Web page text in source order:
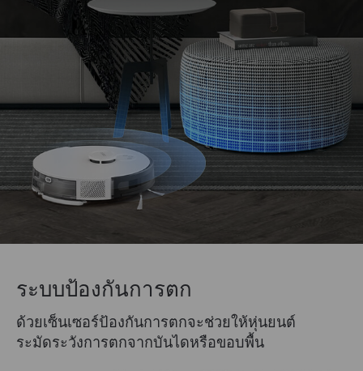
ระบบป้องกันการตก
ด้วยเซ็นเซอร์ป้องกันการตกจะช่วยให้หุ่นยนต์
ระมัดระวังการตกจากบันไดหรือขอบพื้น